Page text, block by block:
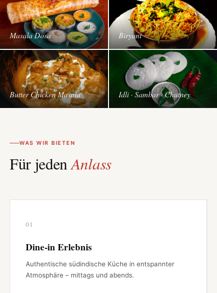
Masala Dosa Biryani
Butter Chicken Masala Idli · Sambar · Chutney
WAS WIR BIETEN
Für jedenAnlass
01
Dine-in Erlebnis
Authentische südindische Küche in entspannter
Atmosphäre – mittags und abends.